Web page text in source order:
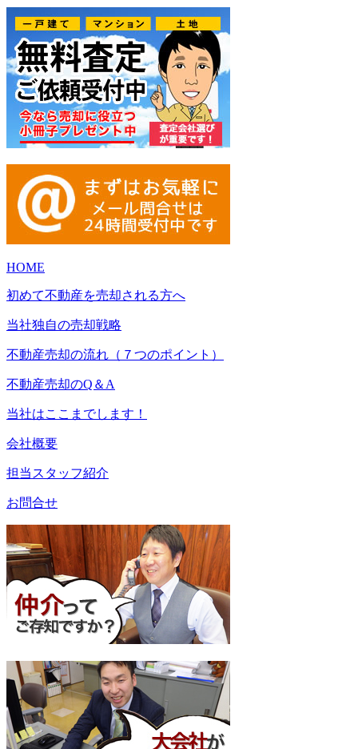
HOME
初めて不動産を売却される方へ
当社独自の売却戦略
不動産売却の流れ（７つのポイント）
不動産売却のQ＆A
当社はここまでします！
会社概要
担当スタッフ紹介
お問合せ